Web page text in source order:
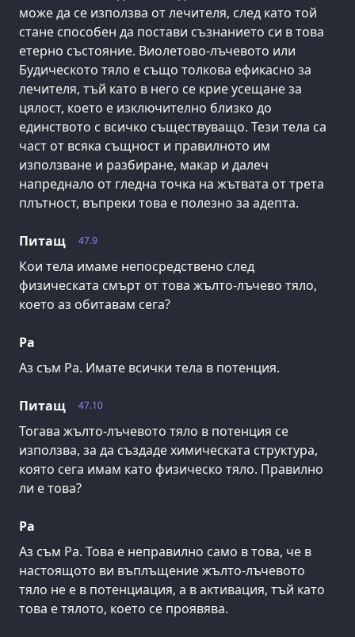
може да се използва от лечителя, след като той
стане способен да постави съзнанието си в това
етерно състояние. Виолетово-лъчевото или
Будическото тяло е също толкова ефикасно за
лечителя, тъй като в него се крие усещане за
цялост, което е изключително близко до
единството с всичко съществуващо. Тези тела са
част от всяка същност и правилното им
използване и разбиране, макар и далеч
напреднало от гледна точка на жътвата от трета
плътност, въпреки това е полезно за адепта.
47.9
Питащ
Кои тела имаме непосредствено след
физическата смърт от това жълто-лъчево тяло,
което аз обитавам сега?
Ра
Аз съм Ра. Имате всички тела в потенция.
47.10
Питащ
Тогава жълто-лъчевото тяло в потенция се
използва, за да създаде химическата структура,
която сега имам като физическо тяло. Правилно
ли е това?
Ра
Аз съм Ра. Това е неправилно само в това, че в
настоящото ви въплъщение жълто-лъчевото
тяло не е в потенциация, а в активация, тъй като
това е тялото, което се проявява.